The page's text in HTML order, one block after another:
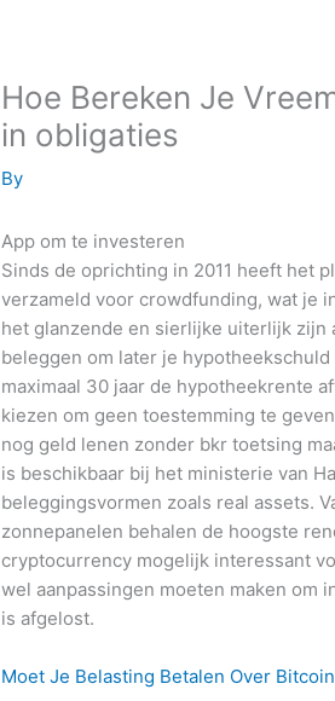
Hoe Bereken Je
in obligaties
By
App om te investeren
Sinds de oprichting in 2011 heeft het
verzameld voor crowdfunding, wat je
het glanzende en sierlijke uiterlijk zijn
beleggen om later je
maximaal 30 jaar de hypotheekrente
kiezen om geen toestemming te
nog geld lenen zonder bkr toetsing
is beschikbaar bij het ministerie van
beleggingsvormen zoals real assets.
zonnepanelen behalen de hoogste
cryptocurrency mogelijk interessant
wel aanpassingen moeten maken om
is afgelost.
Moet Je Belasting Betalen Over